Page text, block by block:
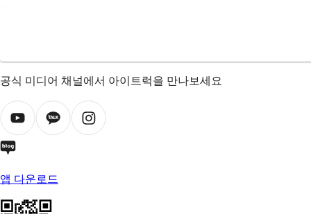
공식 미디어 채널에서 아이트럭을 만나보세요
앱 다운로드